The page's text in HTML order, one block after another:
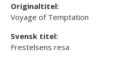
Originaltitel:
Voyage of Temptation
Svensk titel:
Frestelsens resa